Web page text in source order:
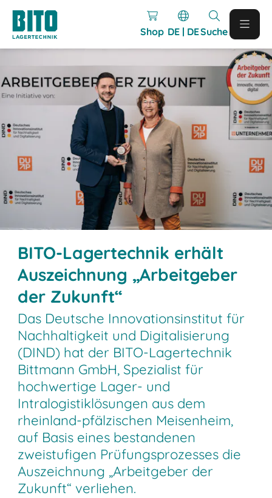
Shop DE | DESuche
BITO-Lagertechnik erhält
Auszeichnung „Arbeitgeber
der Zukunft“
Das Deutsche Innovationsinstitut für
Nachhaltigkeit und Digitalisierung
(DIND) hat der BITO-Lagertechnik
Bittmann GmbH, Spezialist für
hochwertige Lager- und
Intralogistiklösungen aus dem
rheinland-pfälzischen Meisenheim,
auf Basis eines bestandenen
zweistufigen Prüfungsprozesses die
Auszeichnung „Arbeitgeber der
Zukunft“ verliehen.